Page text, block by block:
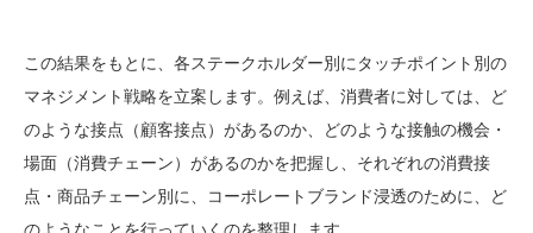
この結果をもとに、各ステークホルダー別にタッチポイント別の
マネジメント戦略を立案します。例えば、消費者に対しては、ど
のような接点（顧客接点）があるのか、どのような接触の機会・
場面（消費チェーン）があるのかを把握し、それぞれの消費接
点・商品チェーン別に、コーポレートブランド浸透のために、ど